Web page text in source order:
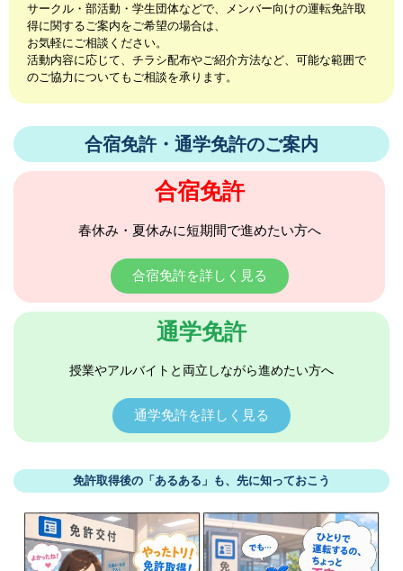
サークル・部活動・学生団体などで、メンバー向けの運転免許取
得に関するご案内をご希望の場合は、
お気軽にご相談ください。
活動内容に応じて、チラシ配布やご紹介方法など、可能な範囲で
のご協力についてもご相談を承ります。
合宿免許・通学免許のご案内
合宿免許
春休み・夏休みに短期間で進めたい方へ
合宿免許を詳しく見る
通学免許
授業やアルバイトと両立しながら進めたい方へ
通学免許を詳しく見る
免許取得後の「あるある」も、先に知っておこう